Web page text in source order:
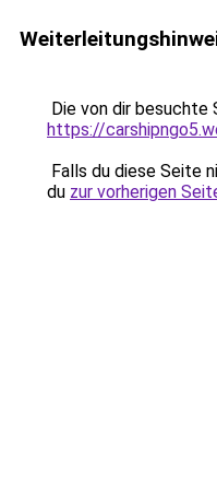
Die von dir besuchte
https://
Falls du diese Seite
du zur vorherigen